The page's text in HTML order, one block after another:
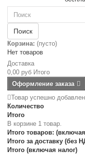
Поиск
Корзина: (пусто)
Нет товаров
Доставка
0,00 руб Итого
Оформление заказа
Товар успешно
Количество
Итого
В корзине 1 товар.
Итого товаров:
Итого за доставку (без
Итого (включая налог)